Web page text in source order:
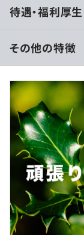
いう雰囲気です。
相談のうえ、
プロジェクトご
待遇・福利厚生
月給23万円（基
※固定残業代制
※残業代は別途
想定年収 は年
その他の特徴